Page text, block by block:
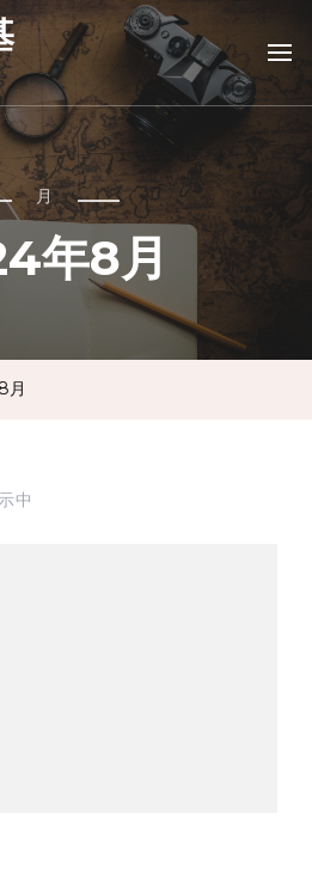
月
年8月
8月
中